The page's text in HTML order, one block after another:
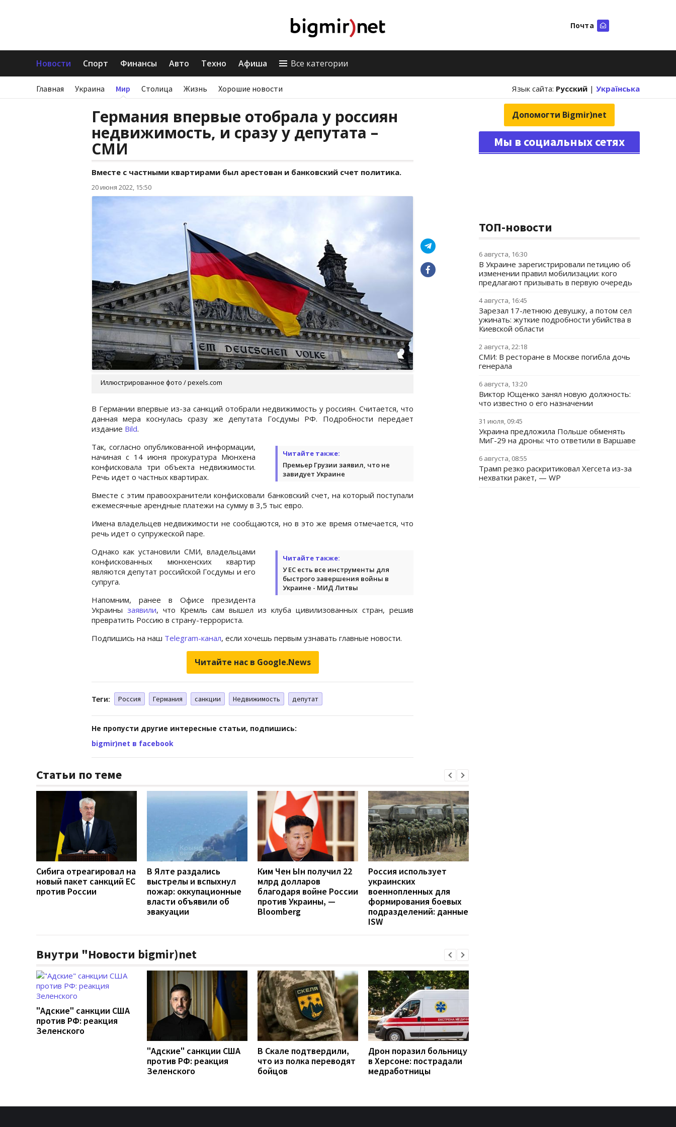
Почта
Новости Спорт Финансы Авто Техно Афиша Все категории
Главная Украина Мир Столица Жизнь Хорошие новости Язык сайта: Русский | Українська
Германия впервые отобрала у россиян
недвижимость, и сразу у депутата –
СМИ
Вместе с частными квартирами был арестован и банковский счет политика.
20 июня 2022, 15:50
Иллюстрированное фото / pexels.com
В Германии впервые из-за санкций отобрали недвижимость у россиян. Считается, что
данная мера коснулась сразу же депутата Госдумы РФ. Подробности передает
издание Bild.
Читайте также:
Премьер Грузии заявил, что не
завидует Украине
Так, согласно опубликованной информации,
начиная с 14 июня прокуратура Мюнхена
конфисковала три объекта недвижимости.
Речь идет о частных квартирах.
Вместе с этим правоохранители конфисковали банковский счет, на который поступали
ежемесячные арендные платежи на сумму в 3,5 тыс евро.
Имена владельцев недвижимости не сообщаются, но в это же время отмечается, что
речь идет о супружеской паре.
Читайте также:
У ЕС есть все инструменты для
быстрого завершения войны в
Украине - МИД Литвы
Однако как установили СМИ, владельцами
конфискованных мюнхенских квартир
являются депутат российской Госдумы и его
супруга.
Напомним, ранее в Офисе президента
Украины заявили, что Кремль сам вышел из клуба цивилизованных стран, решив
превратить Россию в страну-террориста.
Подпишись на наш Telegram-канал, если хочешь первым узнавать главные новости.
Читайте нас в Google.News
Теги: Россия Германия санкции Недвижимость депутат
Не пропусти другие интересные статьи, подпишись:
bigmir)net в facebook
Статьи по теме
Сибига отреагировал на
новый пакет санкций ЕС
против России
В Ялте раздались
выстрелы и вспыхнул
пожар: оккупационные
власти объявили об
эвакуации
Ким Чен Ын получил 22
млрд долларов
благодаря войне России
против Украины, —
Bloomberg
Россия использует
украинских
военнопленных для
формирования боевых
подразделений: данные
ISW
Внутри "Новости bigmir)net
"Адские" санкции США
против РФ: реакция
Зеленского
"Адские" санкции США
против РФ: реакция
Зеленского
В Скале подтвердили,
что из полка переводят
бойцов
Дрон поразил больницу
в Херсоне: пострадали
медработницы
Допомогти Bigmir)net
Мы в социальных сетях
ТОП-новости
6 августа, 16:30
В Украине зарегистрировали петицию об
изменении правил мобилизации: кого
предлагают призывать в первую очередь
4 августа, 16:45
Зарезал 17-летнюю девушку, а потом сел
ужинать: жуткие подробности убийства в
Киевской области
2 августа, 22:18
СМИ: В ресторане в Москве погибла дочь
генерала
6 августа, 13:20
Виктор Ющенко занял новую должность:
что известно о его назначении
31 июля, 09:45
Украина предложила Польше обменять
МиГ-29 на дроны: что ответили в Варшаве
6 августа, 08:55
Трамп резко раскритиковал Хегсета из-за
нехватки ракет, — WP